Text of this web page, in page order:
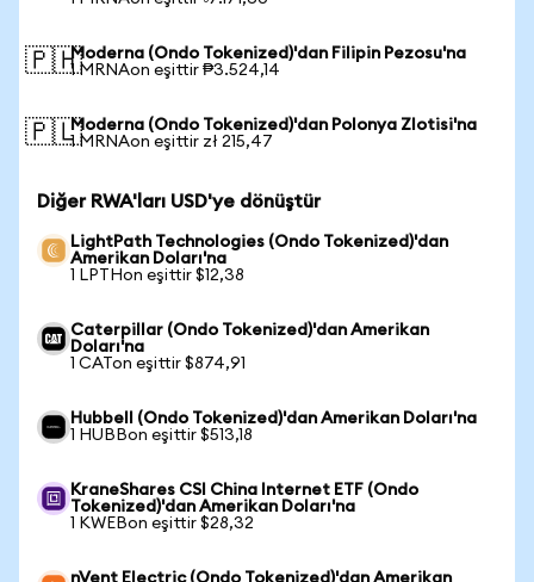
🇵🇭Moderna (Ondo Tokenized)'dan Filipin Pezosu'na
1 MRNAon eşittir ₱3.524,14
🇵🇱Moderna (Ondo Tokenized)'dan Polonya Zlotisi'na
1 MRNAon eşittir zł 215,47
Diğer RWA'ları USD'ye dönüştür
LightPath Technologies (Ondo Tokenized)'dan
Amerikan Doları'na
1 LPTHon eşittir $12,38
Caterpillar (Ondo Tokenized)'dan Amerikan
Doları'na
1 CATon eşittir $874,91
Hubbell (Ondo Tokenized)'dan Amerikan Doları'na
1 HUBBon eşittir $513,18
KraneShares CSI China Internet ETF (Ondo
Tokenized)'dan Amerikan Doları'na
1 KWEBon eşittir $28,32
nVent Electric (Ondo Tokenized)'dan Amerikan